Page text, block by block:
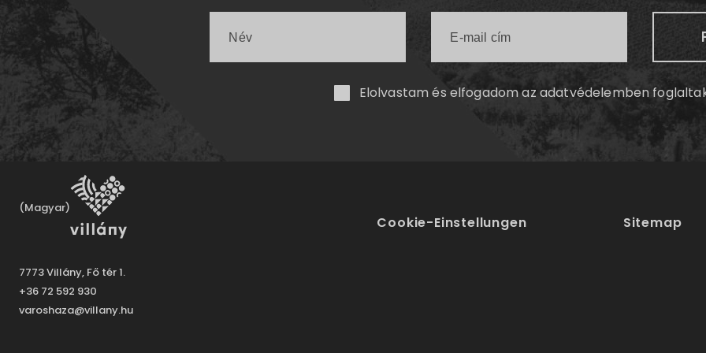
Elolvastam és elfogadom azadatvédelemben
(Magyar)
7773 Villány, Fő tér 1.
+36 72 592 930
varoshaza@villany.hu
Cookie-Einstellungen Sitemap